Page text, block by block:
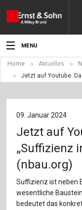
MENU
Aktuelles
Angebote
Fachgebiete
Produkte
Werben
Service
Home Aktuelles
Jetzt auf Youtube:
09. Januar 2024
Jetzt auf
„Suffizienz
(nbau.org)
Suffizienz ist neben
wesentliche
bedeutet das